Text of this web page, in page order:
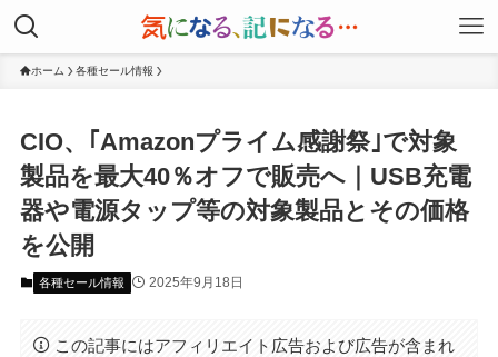
ホーム 各種セール情報
CIO、｢Amazonプライム感謝祭｣で対象
製品を最大40％オフで販売へ｜USB充電
器や電源タップ等の対象製品とその価格
を公開
各種セール情報 2025年9月18日
この記事にはアフィリエイト広告および広告が含まれ